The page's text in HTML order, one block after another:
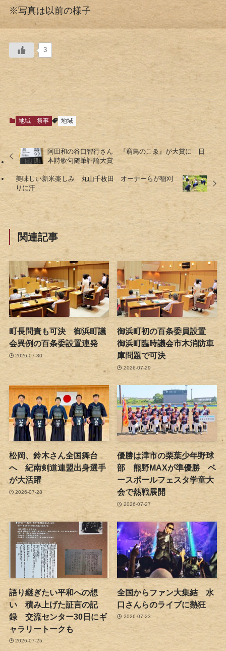
※写真は以前の様子
3
地域 祭事 地域
阿田和の谷口智行さん 『窮鳥のこゑ』が大賞に 日
本詩歌句随筆評論大賞
美味しい新米楽しみ 丸山千枚田 オーナーらが稲刈
りに汗
関連記事
町長問責も可決 御浜町議
会異例の百条委設置連発
2026-07-30
御浜町初の百条委員設置
御浜町臨時議会市木消防車
庫問題で可決
2026-07-29
松岡、鈴木さん全国舞台
へ 紀南剣道連盟出身選手
が大活躍
2026-07-28
優勝は津市の栗葉少年野球
部 熊野MAXが準優勝 ベ
ースボールフェスタ学童大
会で熱戦展開
2026-07-27
語り継ぎたい平和への想
い 積み上げた証言の記
録 交流センター30日にギ
ャラリートークも
2026-07-25
全国からファン大集結 水
口さんらのライブに熱狂
2026-07-23